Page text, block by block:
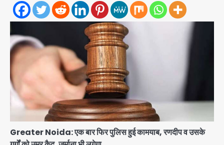
Greater Noida: एक बार फिर पुलिस हुई कामयाब, रणदीप व उसके
28 साल बाद कानून के शिकंजे में आया हत्या का
फरार आरोपी
Team JHJ
डबल मर्डर का मुख्य साजिशकर्ता क्राइम ब्रांच
के हत्थे
Team JHJ